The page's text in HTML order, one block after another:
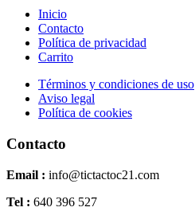
Inicio
Contacto
Política de privacidad
Carrito
Términos y condiciones de uso
Aviso legal
Política de cookies
Contacto
Email : info@tictactoc21.com
Tel : 640 396 527